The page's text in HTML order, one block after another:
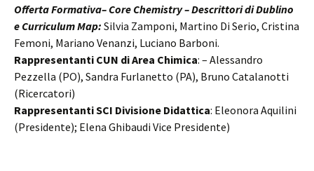
Offerta Formativa– Core Chemistry – Descrittori di Dublino
e Curriculum Map: Silvia Zamponi, Martino Di Serio, Cristina
Femoni, Mariano Venanzi, Luciano Barboni.
Rappresentanti CUN di Area Chimica: – Alessandro
Pezzella (PO), Sandra Furlanetto (PA), Bruno Catalanotti
(Ricercatori)
Rappresentanti SCI Divisione Didattica: Eleonora Aquilini
(Presidente); Elena Ghibaudi Vice Presidente)